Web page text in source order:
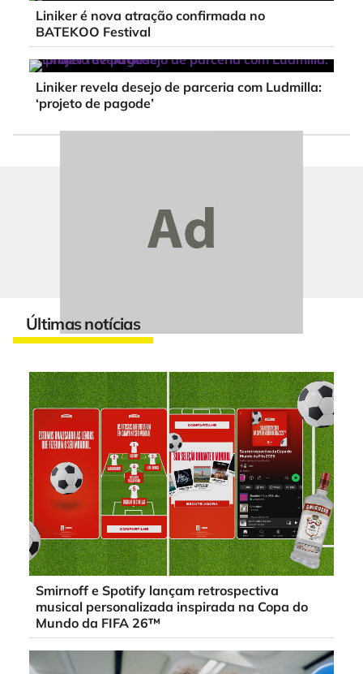
Liniker é nova atração confirmada no
BATEKOO Festival
Liniker revela desejo de parceria com Ludmilla:
‘projeto de pagode’
Últimas notícias
Smirnoff e Spotify lançam retrospectiva
musical personalizada inspirada na Copa do
Mundo da FIFA 26™